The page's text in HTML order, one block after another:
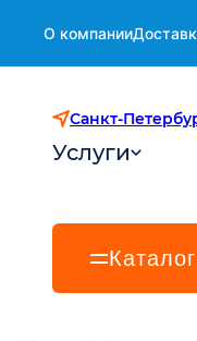
О компании
Санкт-
Услуги
Каталог